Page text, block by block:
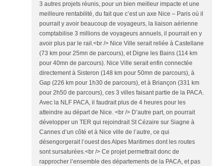
3 autres projets réunis, pour un bien meilleur impacte et une
meilleure rentabilité, du fait que c’est un axe Nice – Paris où il
pourrait y avoir beaucoup de voyageurs, la liaison aérienne
comptabilise 3 millions de voyageurs annuels, il pourrait en y
avoir plus par le rail.<br /> Nice Ville serait reliée à Castellane
(73 km pour 25mn de parcours), et Digne les Bains (114 km
pour 40mn de parcours). Nice Ville serait enfin connectée
directement à Sisteron (148 km pour 50mn de parcours), à
Gap (226 km pour 1h30 de parcours), et à Briançon (331 km
pour 2h50 de parcours), ces 3 villes faisant partie de la PACA.
Avec la NLF PACA, il faudrait plus de 4 heures pour les
atteindre au départ de Nice. <br /> D’autre part, on pourrait
développer un TER qui rejoindrait St Cézaire sur Siagne à
Cannes d’un côté et à Nice ville de l’autre, ce qui
désengorgerait l’ouest des Alpes Maritimes dont les routes
sont sursaturées.<br /> Ce projet permettrait donc de
rapprocher l’ensemble des départements de la PACA, et pas